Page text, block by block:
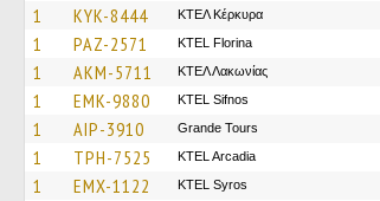
1 KYK-8444 ΚΤΕΛ Κέρκυρα
1 PAZ-2571 KTEL Florina
1 AKM-5711 ΚΤΕΛ Λακωνίας
1 EMK-9880 KTEL Sifnos
1 AIP-3910 Grande Tours
1 TPH-7525 KTEL Arcadia
1 EMX-1122 KTEL Syros